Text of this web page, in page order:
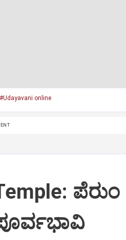
#Udayavani online
ಪೆರುಂ